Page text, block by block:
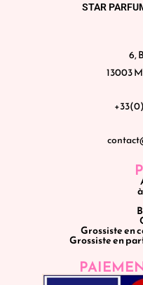
STAR
6,
13003
Grossiste en
Grossiste en